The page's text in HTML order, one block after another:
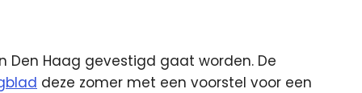
Den Haag gevestigd gaat worden. De
deze zomer met een voorstel voor een